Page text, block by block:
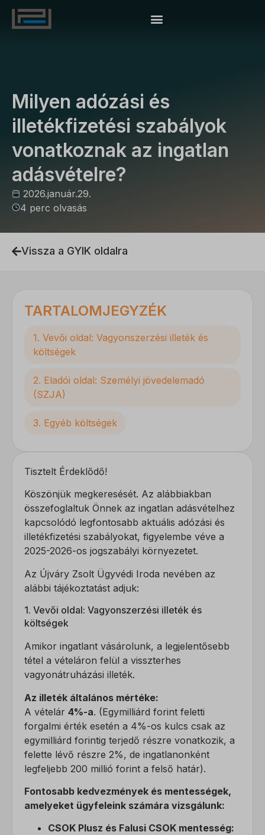
Milyen adózási és
illetékfizetési szabályok
vonatkoznak az ingatlan
adásvételre?
2026.január.29.
4 perc olvasás
Vissza a GYIK oldalra
TARTALOMJEGYZÉK
1. Vevői oldal: Vagyonszerzési illeték és
költségek
2. Eladói oldal: Személyi jövedelemadó
(SZJA)
3. Egyéb költségek
Tisztelt Érdeklődő!
Köszönjük megkeresését. Az alábbiakban
összefoglaltuk Önnek az ingatlan adásvételhez
kapcsolódó legfontosabb aktuális adózási és
illetékfizetési szabályokat, figyelembe véve a
2025-2026-os jogszabályi környezetet.
Az Újváry Zsolt Ügyvédi Iroda nevében az
alábbi tájékoztatást adjuk:
1. Vevői oldal: Vagyonszerzési illeték és
költségek
Amikor ingatlant vásárolunk, a legjelentősebb
tétel a vételáron felül a visszterhes
vagyonátruházási illeték.
Az illeték általános mértéke:
A vételár 4%-a. (Egymilliárd forint feletti
forgalmi érték esetén a 4%-os kulcs csak az
egymilliárd forintig terjedő részre vonatkozik, a
felette lévő részre 2%, de ingatlanonként
legfeljebb 200 millió forint a felső határ).
Fontosabb kedvezmények és mentességek,
amelyeket ügyfeleink számára vizsgálunk:
CSOK Plusz és Falusi CSOK mentesség: